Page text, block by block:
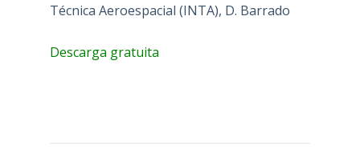
Técnica Aeroespacial (INTA), D. Barrado
Descarga gratuita